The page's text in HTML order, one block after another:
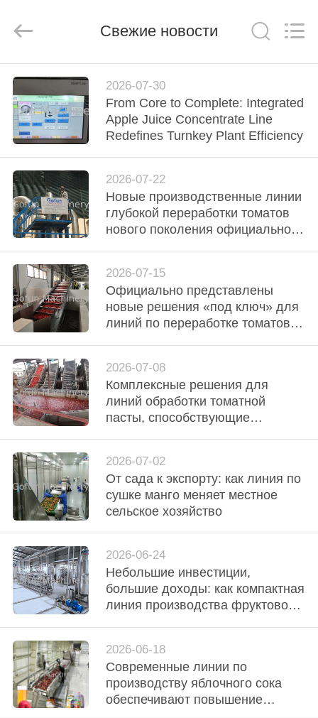
ДОМ
ПРОДУКТЫ
РОЛИКИ
VR
ШОУ
О
НАС
ПУТЕШЕСТВИЕ
ФАБРИКИ
ПРОВЕРКА
КАЧЕСТВА
СВЯЖИТЕСЬ
МЫ
НОВОСТИ
СЛУЧАИ
СПРОСИТЕ
ЦИТАТУ
Ltd..
Свежие новости
2026-07-30
From Core to Complete: Integrated
Apple Juice Concentrate Line
Redefines Turnkey Plant Efficiency
2026-07-22
Новые производственные линии
глубокой переработки томатов
нового поколения официально
2026-07-15
Официально представлены
новые решения «под ключ» для
линий по переработке томатов,
2026-07-08
Комплексные решения для
линий обработки томатной
пасты, способствующие
во всем мире
2026-07-02
От сада к экспорту: как линия по
сушке манго меняет местное
сельское хозяйство
2026-06-24
Небольшие инвестиции,
большие доходы: как компактная
линия производства фруктового
2026-06-18
Современные линии по
производству яблочного сока
обеспечивают повышение